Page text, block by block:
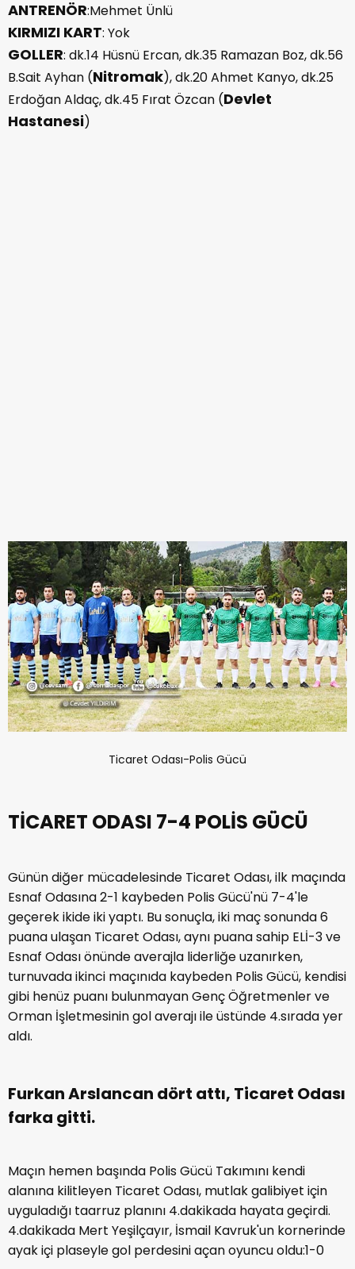
ANTRENÖR:Mehmet Ünlü
KIRMIZI KART: Yok
GOLLER: dk.14 Hüsnü Ercan, dk.35 Ramazan Boz, dk.56
B.Sait Ayhan (Nitromak), dk.20 Ahmet Kanyo, dk.25
Erdoğan Aldaç, dk.45 Fırat Özcan (Devlet
Hastanesi)
Ticaret Odası-Polis Gücü
TİCARET ODASI 7-4 POLİS GÜCÜ
Günün diğer mücadelesinde Ticaret Odası, ilk maçında
Esnaf Odasına 2-1 kaybeden Polis Gücü'nü 7-4'le
geçerek ikide iki yaptı. Bu sonuçla, iki maç sonunda 6
puana ulaşan Ticaret Odası, aynı puana sahip ELİ-3 ve
Esnaf Odası önünde averajla liderliğe uzanırken,
turnuvada ikinci maçınıda kaybeden Polis Gücü, kendisi
gibi henüz puanı bulunmayan Genç Öğretmenler ve
Orman İşletmesinin gol averajı ile üstünde 4.sırada yer
aldı.
Furkan Arslancan dört attı, Ticaret Odası
farka gitti.
Maçın hemen başında Polis Gücü Takımını kendi
alanına kilitleyen Ticaret Odası, mutlak galibiyet için
uyguladığı taarruz planını 4.dakikada hayata geçirdi.
4.dakikada Mert Yeşilçayır, İsmail Kavruk'un kornerinde
ayak içi plaseyle gol perdesini açan oyuncu oldu:1-0